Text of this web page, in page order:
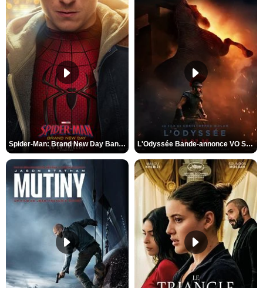
Spider-Man: Brand New Day Bande-annonce VO STFR L'Odyssée Bande-annonce VO STFR